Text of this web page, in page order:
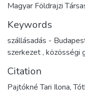
Magyar Földrajzi
Keywords
szállásadás -
szerkezet, közösségi
Citation
Pajtókné Tari Ilona,